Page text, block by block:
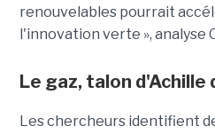
renouvelables pourrait
l'innovation verte », analyse
Le gaz, talon
Les chercheurs identifient